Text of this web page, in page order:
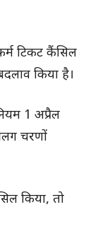
टिकट कैंसिल
किया है।
1 अप्रैल
चरणों
किया, तो